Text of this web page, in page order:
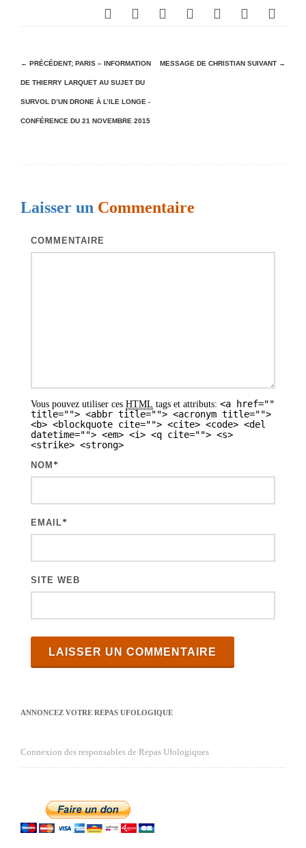
N
a
v
← PRÉCÉDENT; PARIS – INFORMATION
DE THIERRY LARQUET AU SUJET DU
SURVOL D’UN DRONE À L’ILE LONGE -
CONFÉRENCE DU 21 NOVEMBRE 2015
MESSAGE DE CHRISTIAN SUIVANT →
Laisser un Commentaire
COMMENTAIRE
Vous pouvez utiliser ces HTML tags et attributs: <a href=""
title=""> <abbr title=""> <acronym title="">
<b> <blockquote cite=""> <cite> <code> <del
datetime=""> <em> <i> <q cite=""> <s>
<strike> <strong>
NOM *
EMAIL*
SITE WEB
ANNONCEZ VOTRE REPAS UFOLOGIQUE
Connexion des responsables de Repas Ufologiques